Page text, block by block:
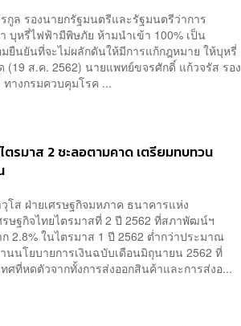
ล รองนายกรัฐมนตรีและรัฐมนตรีว่าการ
บุหรี่ไฟฟ้ามีพิษภัย ห้ามนำเข้า 100% เป็น
ยืนยันที่จะไม่ผลักดันให้มีการแก้กฎหมาย ให้บุหรี่
ส.ค. 2562) นายแพทย์ขจรศักดิ์ แก้วจรัส รอง
ทางกรมควบคุมโรค ...
ตรมาส 2 ชะลอตามคาด เตรียมทบทวน
โส ฝ่ายเศรษฐกิจมหภาค ธนาคารแห่ง
รษฐกิจไทยไตรมาสที่ 2 ปี 2562 ที่สภาพัฒน์ฯ
2.8% ในไตรมาส 1 ปี 2562 ต่ำกว่าประมาณ
นนโยบายการเงินฉบับเดือนมิถุนายน 2562 ที่
ที่หดตัวจากทั้งการส่งออกสินค้าและการส่งอ...